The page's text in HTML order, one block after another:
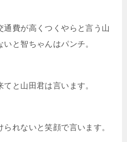
通費が高くつくやらと言う山
と智ちゃんはパンチ。
と山田君は言います。
れないと笑顔で言います。